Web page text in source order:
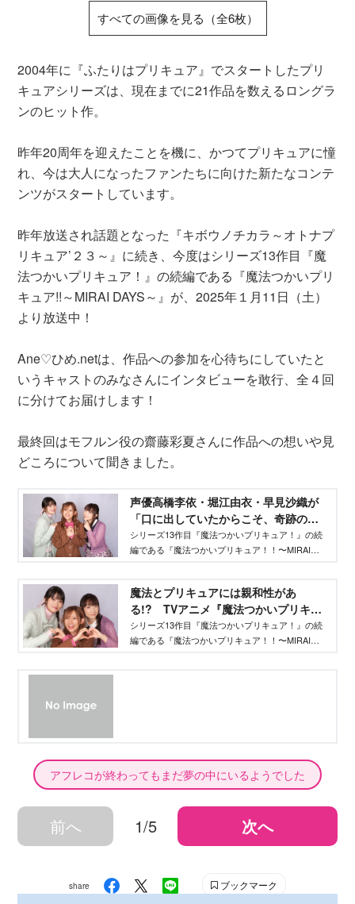
すべての画像を見る（全6枚）
2004年に『ふたりはプリキュア』でスタートしたプリ
キュアシリーズは、現在までに21作品を数えるロングラ
ンのヒット作。
昨年20周年を迎えたことを機に、かつてプリキュアに憧
れ、今は大人になったファンたちに向けた新たなコンテ
ンツがスタートしています。
昨年放送され話題となった『キボウノチカラ～オトナプ
リキュア’２３～』に続き、今度はシリーズ13作目『魔
法つかいプリキュア！』の続編である『魔法つかいプリ
キュア!!～MIRAI DAYS～』が、2025年１月11日（土）
より放送中！
Ane♡ひめ.netは、作品への参加を心待ちにしていたと
いうキャストのみなさんにインタビューを敢行、全４回
に分けてお届けします！
最終回はモフルン役の齋藤彩夏さんに作品への想いや見
どころについて聞きました。
声優高橋李依・堀江由衣・早見沙織が
「口に出していたからこそ、奇跡の魔
法が叶った！」と語る、『魔法つかい
プリキュア！』の続編がついにスター
シリーズ13作目『魔法つかいプリキュア！』の続
編である『魔法つかいプリキュア！！〜MIRAI
由衣さん、早見沙織さんにAne♡ひめ.netがスペシ
ャルインタビューしました！ vol.１では、少し成
長したキャラクターたちについてや、作品への思
い、見どころなどをたっぷりとお伺いしました。
魔法とプリキュアには親和性があ
る!? TVアニメ『魔法つかいプリキュ
ア！！〜MIRAI DAYS〜』メインキャス
ト３名が語る「まほプリトーク」第２
シリーズ13作目『魔法つかいプリキュア！』の続
編である『魔法つかいプリキュア！！〜MIRAI
アフレコが終わってもまだ夢の中にいるようでした
前へ 1/5 次へ
share ブックマーク